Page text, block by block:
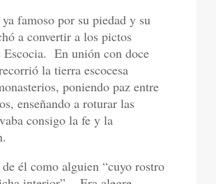
famoso por su piedad y su
a convertir a los pictos
Escocia. En unión con doce
la tierra escocesa
poniendo paz entre
enseñando a roturar las
consigo la fe y la
de él como alguien “cuyo rostro